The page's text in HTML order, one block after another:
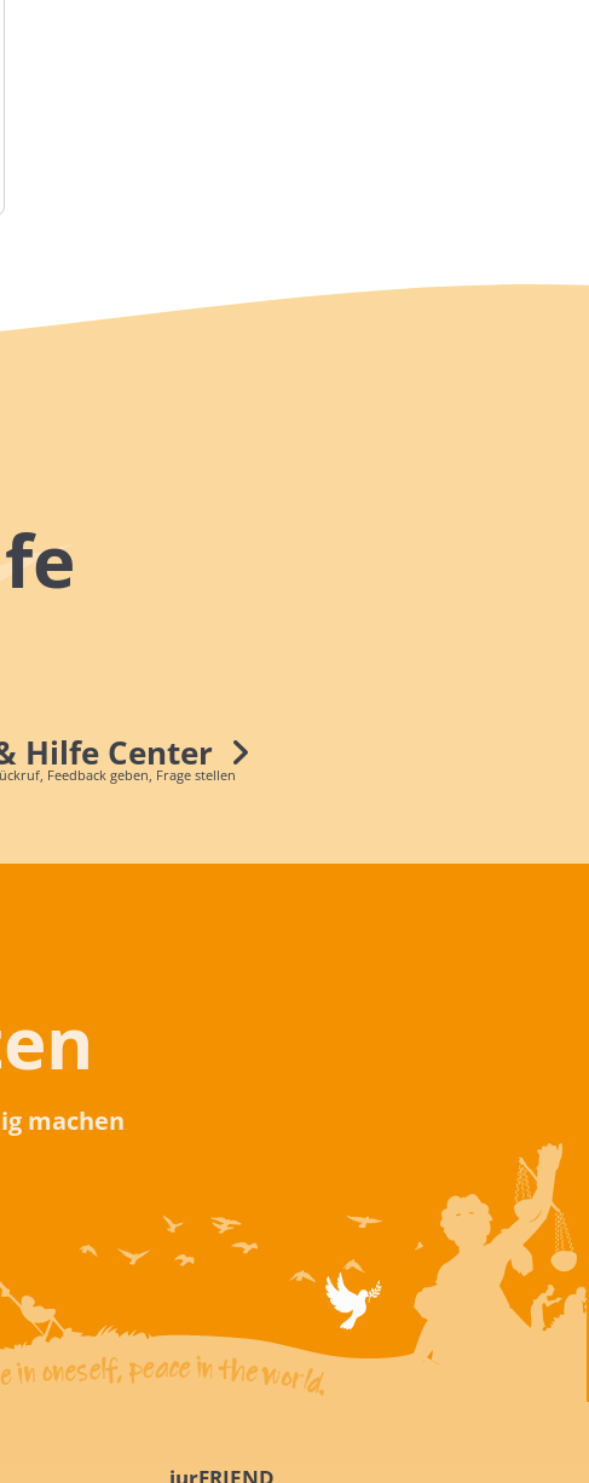
Hilfe Center
Feedback geben, Frage stellen
machen